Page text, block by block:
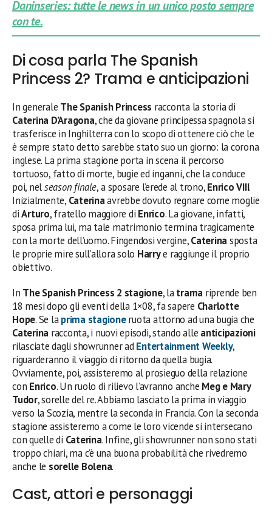
Daninseries: tutte le news in un unico posto sempre
con te.
Di cosa parla The Spanish
Princess 2? Trama e anticipazioni
In generale The Spanish Princess racconta la storia di
Caterina D’Aragona, che da giovane principessa spagnola si
trasferisce in Inghilterra con lo scopo di ottenere ciò che le
è sempre stato detto sarebbe stato suo un giorno: la corona
inglese. La prima stagione porta in scena il percorso
tortuoso, fatto di morte, bugie ed inganni, che la conduce
poi, nelseason finale,a sposare l’erede al trono,Enrico VIII.
Inizialmente, Caterinaavrebbe dovuto regnare come moglie
diArturo, fratello maggiore di Enrico. La giovane, infatti,
sposa prima lui, ma tale matrimonio termina tragicamente
con la morte dell’uomo. Fingendosi vergine,Caterinasposta
le proprie mire sull’allora solo Harrye raggiunge il proprio
obiettivo.
In The Spanish Princess 2 stagione, latrama riprende ben
18 mesi dopo gli eventi della 1×08, fa sapere Charlotte
Hope. Se laprima stagioneruota attorno ad una bugia che
Caterina racconta, i nuovi episodi, stando alle anticipazioni
rilasciate dagli showrunner adEntertainment Weekly,
riguarderanno il viaggio di ritorno da quella bugia.
Ovviamente, poi, assisteremo al prosieguo della relazione
con Enrico. Un ruolo di rilievo l’avranno anche Meg e Mary
Tudor, sorelle del re. Abbiamo lasciato la prima in viaggio
verso la Scozia, mentre la seconda in Francia. Con la seconda
stagione assisteremo a come le loro vicende si intersecano
con quelle di Caterina. Infine, gli showrunner non sono stati
troppo chiari, ma c’è una buona probabilità che rivedremo
anche le sorelle Bolena.
Cast, attori e personaggi